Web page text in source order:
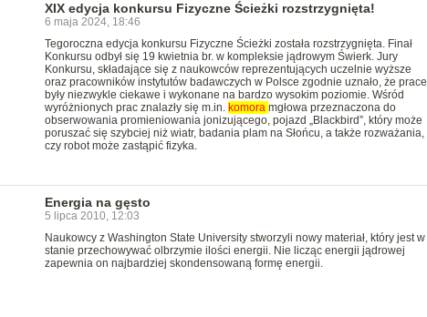
XIX edycja konkursu Fizyczne Ścieżki rozstrzygnięta!
6 maja 2024, 18:46
Tegoroczna edycja konkursu Fizyczne Ścieżki została rozstrzygnięta. Finał
Konkursu odbył się 19 kwietnia br. w kompleksie jądrowym Świerk. Jury
Konkursu, składające się z naukowców reprezentujących uczelnie wyższe
oraz pracowników instytutów badawczych w Polsce zgodnie uznało, że prace
były niezwykle ciekawe i wykonane na bardzo wysokim poziomie. Wśród
wyróżnionych prac znalazły się m.in. komora mgłowa przeznaczona do
obserwowania promieniowania jonizującego, pojazd „Blackbird”, który może
poruszać się szybciej niż wiatr, badania plam na Słońcu, a także rozważania,
czy robot może zastąpić fizyka.
Energia na gęsto
5 lipca 2010, 12:03
Naukowcy z Washington State University stworzyli nowy materiał, który jest w
stanie przechowywać olbrzymie ilości energii. Nie licząc energii jądrowej
zapewnia on najbardziej skondensowaną formę energii.